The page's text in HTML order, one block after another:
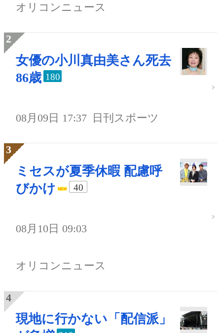
オリコンニュース
女優の小川真由美さん死去
86歳 180
08月09日 17:37 日刊スポーツ
ミセスが夏季休暇 配慮呼
びかけ
40
08月10日 09:03
オリコンニュース
現地に行かない「配信派」